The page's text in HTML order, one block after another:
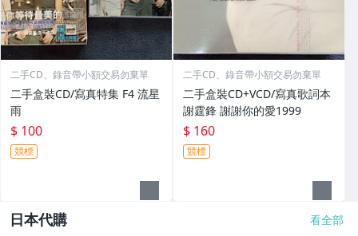
二手CD、錄音帶小額交易勿棄單
二手盒裝CD/寫真特集 F4 流星
雨
$ 100
競標
二手CD、錄音帶小額交易勿棄單
二手盒裝CD+VCD/寫真歌詞本
謝霆鋒 謝謝你的愛1999
$ 160
競標
日本代購 看全部